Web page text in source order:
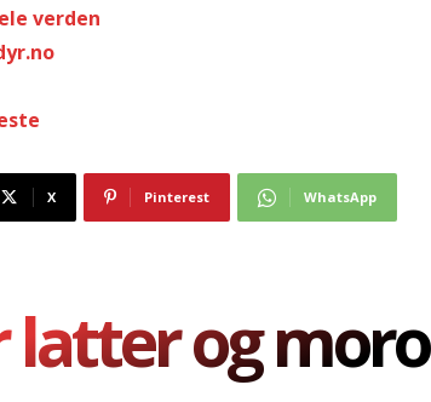
verden
X Pinterest WhatsApp
latter og moro